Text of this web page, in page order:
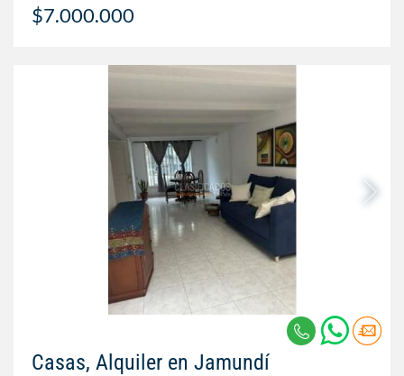
$7.000.000
Casas, Alquiler en Jamundí